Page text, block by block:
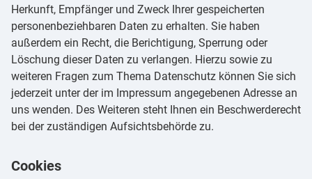
Herkunft, Empfänger und Zweck Ihrer gespeicherten
personenbeziehbaren Daten zu erhalten. Sie haben
außerdem ein Recht, die Berichtigung, Sperrung oder
Löschung dieser Daten zu verlangen. Hierzu sowie zu
weiteren Fragen zum Thema Datenschutz können Sie sich
jederzeit unter der im Impressum angegebenen Adresse an
uns wenden. Des Weiteren steht Ihnen ein Beschwerderecht
bei der zuständigen Aufsichtsbehörde zu.
Cookies